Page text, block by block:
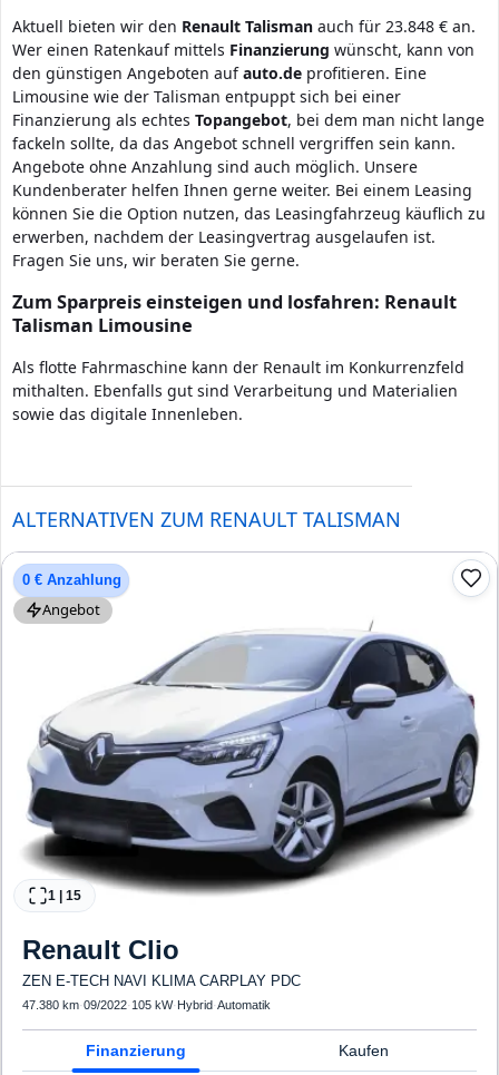
Aktuell bieten wir den Renault Talisman auch für 23.848 € an.
Wer einen Ratenkauf mittels Finanzierung wünscht, kann von
den günstigen Angeboten aufauto.de profitieren. Eine
Limousine wie der Talisman entpuppt sich bei einer
Finanzierung als echtes Topangebot, bei dem man nicht lange
fackeln sollte, da das Angebot schnell vergriffen sein kann.
Angebote ohne Anzahlung sind auch möglich. Unsere
Kundenberater helfen Ihnen gerne weiter. Bei einem Leasing
können Sie die Option nutzen, das Leasingfahrzeug käuflich zu
erwerben, nachdem der Leasingvertrag ausgelaufen ist.
Fragen Sie uns, wir beraten Sie gerne.
Zum Sparpreis einsteigen und losfahren: Renault
Talisman Limousine
Als flotte Fahrmaschine kann der Renault im Konkurrenzfeld
mithalten. Ebenfalls gut sind Verarbeitung und Materialien
sowie das digitale Innenleben.
ALTERNATIVEN ZUM RENAULT TALISMAN
0 € Anzahlung
Angebot
1 | 15
Renault Clio
ZEN E-TECH NAVI KLIMA CARPLAY PDC
47.380 km·09/2022· 105 kW· Hybrid·Automatik
Finanzierung Kaufen